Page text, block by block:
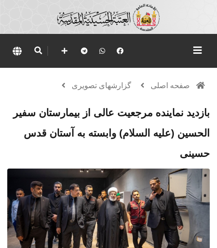
صفحه اصلی گزارشهای تصویری
بازدید نماینده مرجعیت عالی از بیمارستان سفیر
الحسین (علیه السلام) وابسته به آستان قدس
حسینی